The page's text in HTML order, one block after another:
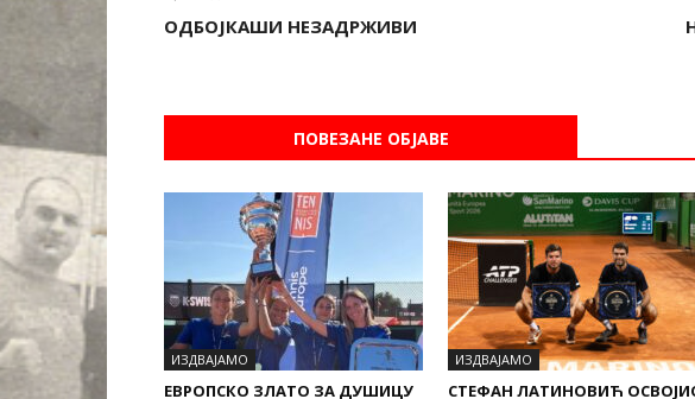
ОДБОЈКАШИ НЕЗАДРЖИВИ
ПОВЕЗАНЕ ОБЈАВЕ
ИЗДВАЈАМО
ЕВРОПСКО ЗЛАТО ЗА ДУШИЦУ
ИЗДВАЈАМО
СТЕФАН ЛАТИНОВИЋ